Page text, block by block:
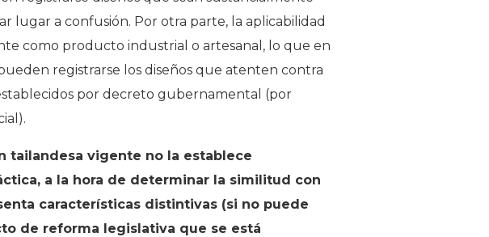
lugar a confusión. Por otra parte, la aplicabilidad
como producto industrial o artesanal, lo que en
registrarse los diseños que atenten contra
por decreto gubernamental (por
tailandesa vigente no la establece
a la hora de determinar la similitud con
características distintivas (si no puede
de reforma legislativa que se está